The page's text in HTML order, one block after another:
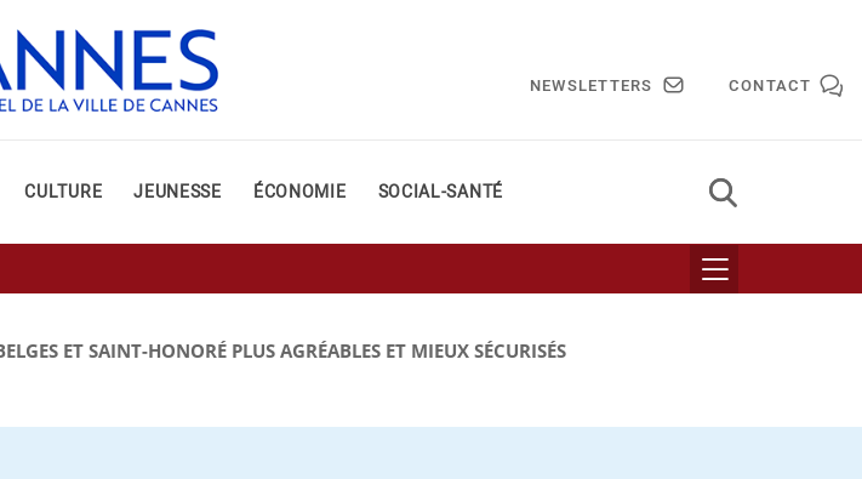
NEWSLETTERS CONTACT
CULTURE JEUNESSE ÉCONOMIE SOCIAL-SANTÉ
ET SAINT-HONORÉ PLUS AGRÉABLES ET MIEUX SÉCURISÉS